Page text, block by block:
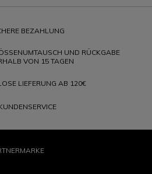
BEZAHLUNG
UND RÜCKGABE
VON 15 TAGEN
LIEFERUNG AB 120€